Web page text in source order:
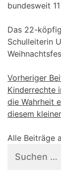
bundesweit
Das 22-
Schulleiterin
Vorheriger
Kinderrechte
die Wahrheit
diesem
Alle Beiträge
nach: